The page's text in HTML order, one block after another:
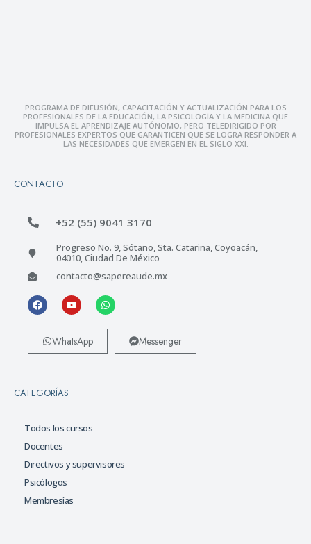
PROGRAMA DE DIFUSIÓN, CAPACITACIÓN Y ACTUALIZACIÓN PARA LOS
PROFESIONALES DE LA EDUCACIÓN, LA PSICOLOGÍA Y LA MEDICINA QUE
IMPULSA EL APRENDIZAJE AUTÓNOMO, PERO TELEDIRIGIDO POR
PROFESIONALES EXPERTOS QUE GARANTICEN QUE SE LOGRA RESPONDER A
LAS NECESIDADES QUE EMERGEN EN EL SIGLO XXI.
CONTACTO
+52 (55) 9041 3170
Progreso No. 9, Sótano, Sta. Catarina, Coyoacán,
04010, Ciudad De México
contacto@sapereaude.mx
WhatsApp Messenger
CATEGORÍAS
Todos los cursos
Docentes
Directivos y supervisores
Psicólogos
Membresías